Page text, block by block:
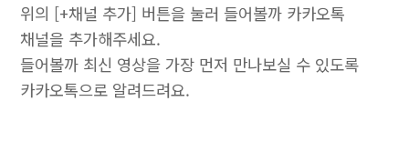
위의 [+채널 추가] 버튼을 눌러 들어볼까 카카오톡
채널을 추가해주세요.
들어볼까 최신 영상을 가장 먼저 만나보실 수 있도록
카카오톡으로 알려드려요.